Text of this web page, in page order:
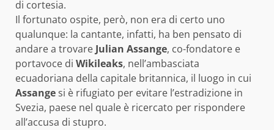
di cortesia.
Il fortunato ospite, però, non era di certo uno
qualunque: la cantante, infatti, ha ben pensato di
andare a trovare Julian Assange, co-fondatore e
portavoce di Wikileaks, nell’ambasciata
ecuadoriana della capitale britannica, il luogo in cui
Assangesi è rifugiato per evitare l’estradizione in
Svezia, paese nel quale è ricercato per rispondere
all’accusa di stupro.